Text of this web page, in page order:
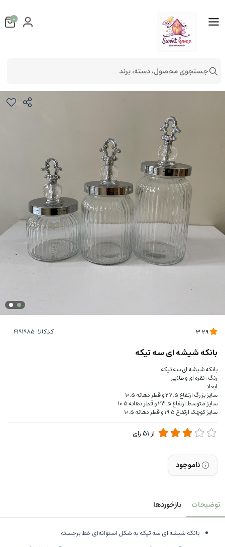
کدکالا:
بانکه شیشه ای سه تیکه
بانکه شیشه ای سه تیکه
رنگ : نقره ای و طلایی
ابعاد :
سایز بزرگ ارتفاع 27.5 و قطر دهانه 10.5
سایز متوسط ارتفاع 23.5 و قطر دهانه 10.5
سایز کوچک ارتفاع 19.5 و قطر دهانه 10.5
از 51رای
ناموجود
توضیحات بازخوردها
بانکه شیشه ای سه تیکه به شکل استوانه‌ای خط برجسته
0
جستجوی محصول، دسته، برند...